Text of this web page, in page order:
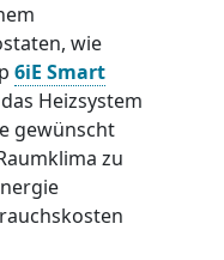
wie
6iE Smart
Heizsystem
gewünscht
zu